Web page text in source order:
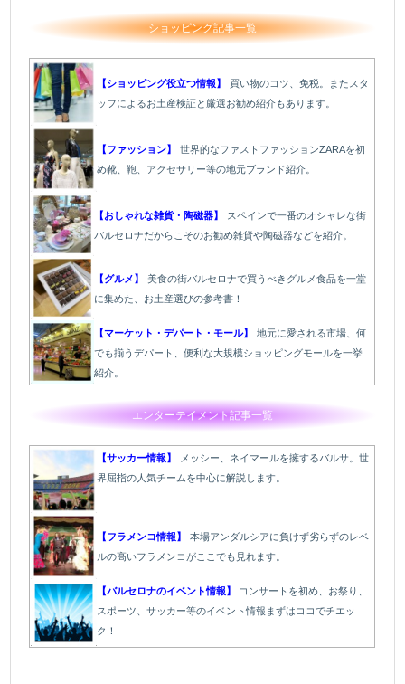
ショッピング記事一覧
【ショッピング役立つ情報】
買い物のコツ、免税。またスタ
ッフによるお土産検証と厳選お勧め紹介もあります。
【ファッション】
世界的なファストファッションZARAを初
め靴、鞄、アクセサリー等の地元ブランド紹介。
【おしゃれな雑貨・陶磁器】
スペインで一番のオシャレな街
バルセロナだからこそのお勧め雑貨や陶磁器などを紹介。
【グルメ】
美食の街バルセロナで買うべきグルメ食品を一堂
に集めた、お土産選びの参考書！
【マーケット・デパート・モール】
地元に愛される市場、何
でも揃うデパート、便利な大規模ショッピングモールを一挙
紹介。
エンターテイメント記事一覧
【サッカー情報】
メッシー、ネイマールを擁するバルサ。世
界屈指の人気チームを中心に解説します。
【フラメンコ情報】
本場アンダルシアに負けず劣らずのレベ
ルの高いフラメンコがここでも見れます。
【バルセロナのイベント情報】
コンサートを初め、お祭り、
スポーツ、サッカー等のイベント情報まずはココでチエッ
ク！